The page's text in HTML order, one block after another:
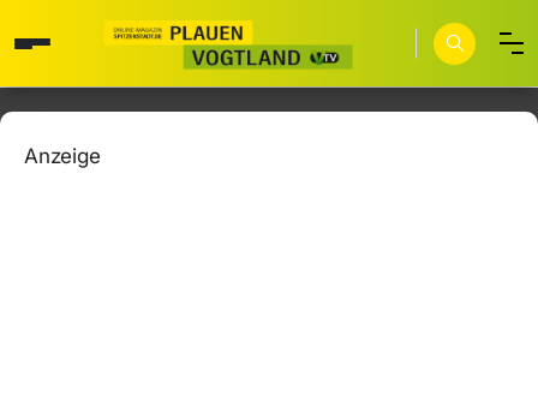
Anzeige